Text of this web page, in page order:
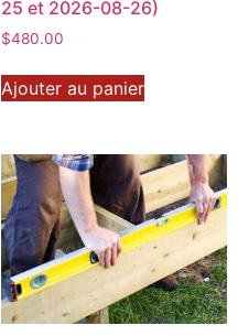
25 et 2026-08-26)
$480.00
Ajouter au panier